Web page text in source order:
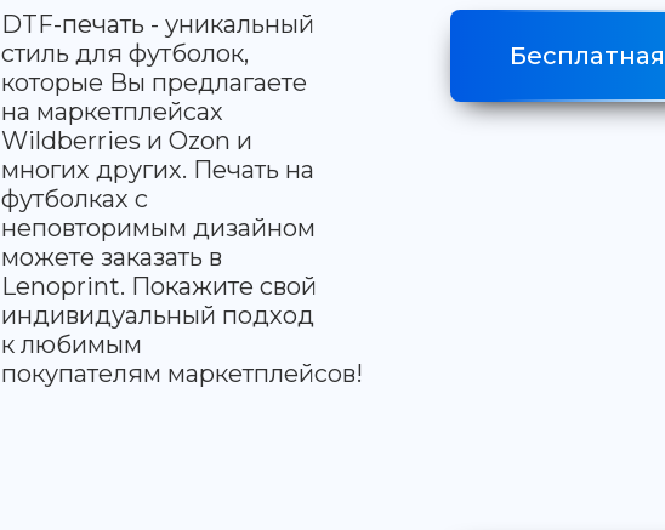
DTF-печать - уникальный
стиль для футболок,
которые Вы предлагаете
на маркетплейсах
Wildberries и Ozon и
многих других. Печать на
футболках с
неповторимым дизайном
можете заказать в
Lenoprint. Покажите свой
индивидуальный подход
к любимым
покупателям маркетплейсов!